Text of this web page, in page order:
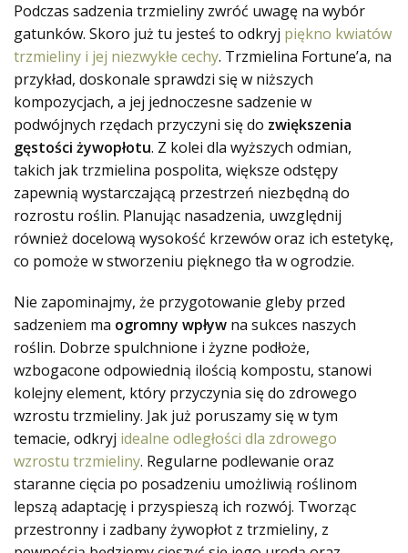
Podczas sadzenia trzmieliny zwróć uwagę na wybór
gatunków. Skoro już tu jesteś to odkryj piękno kwiatów
trzmieliny i jej niezwykłe cechy. Trzmielina Fortune’a, na
przykład, doskonale sprawdzi się w niższych
kompozycjach, a jej jednoczesne sadzenie w
podwójnych rzędach przyczyni się do zwiększenia
gęstości żywopłotu. Z kolei dla wyższych odmian,
takich jak trzmielina pospolita, większe odstępy
zapewnią wystarczającą przestrzeń niezbędną do
rozrostu roślin. Planując nasadzenia, uwzględnij
również docelową wysokość krzewów oraz ich estetykę,
co pomoże w stworzeniu pięknego tła w ogrodzie.
Nie zapominajmy, że przygotowanie gleby przed
sadzeniem ma ogromny wpływ na sukces naszych
roślin. Dobrze spulchnione i żyzne podłoże,
wzbogacone odpowiednią ilością kompostu, stanowi
kolejny element, który przyczynia się do zdrowego
wzrostu trzmieliny. Jak już poruszamy się w tym
temacie, odkryj idealne odległości dla zdrowego
wzrostu trzmieliny. Regularne podlewanie oraz
staranne cięcia po posadzeniu umożliwią roślinom
lepszą adaptację i przyspieszą ich rozwój. Tworząc
przestronny i zadbany żywopłot z trzmieliny, z